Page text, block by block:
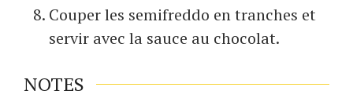
Couper les semifreddo en tranches et
servir avec la sauce au chocolat.
NOTES